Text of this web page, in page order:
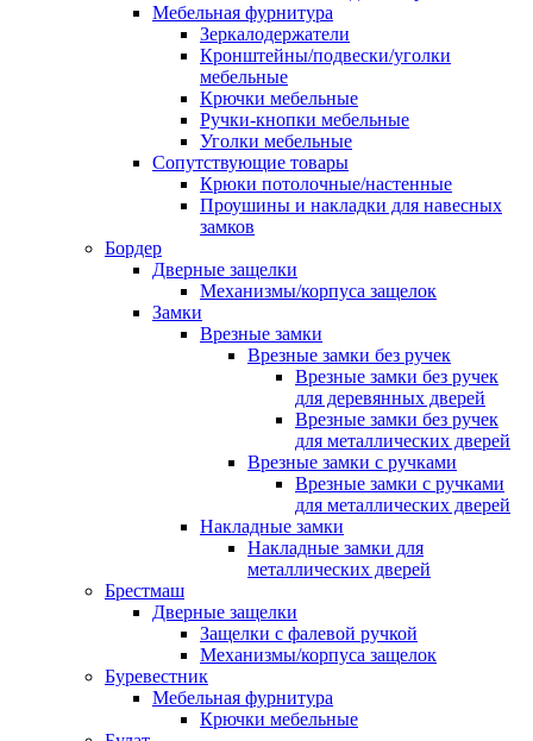
Мебельная фурнитура
Зеркалодержатели
Кронштейны/подвески/уголки
мебельные
Крючки мебельные
Ручки-кнопки мебельные
Уголки мебельные
Сопутствующие товары
Крюки потолочные/настенные
Проушины и накладки для навесных
замков
Бордер
Дверные защелки
Механизмы/корпуса защелок
Замки
Врезные замки
Врезные замки без ручек
Врезные замки без ручек
для деревянных дверей
Врезные замки без ручек
для металлических дверей
Врезные замки с ручками
Врезные замки с ручками
для металлических дверей
Накладные замки
Накладные замки для
металлических дверей
Брестмаш
Дверные защелки
Защелки с фалевой ручкой
Механизмы/корпуса защелок
Буревестник
Мебельная фурнитура
Крючки мебельные